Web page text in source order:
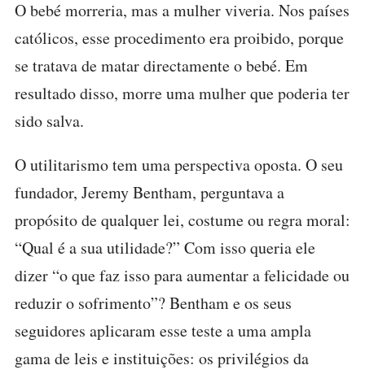
O bebé morreria, mas a mulher viveria. Nos países
católicos, esse procedimento era proibido, porque
se tratava de matar directamente o bebé. Em
resultado disso, morre uma mulher que poderia ter
sido salva.
O utilitarismo tem uma perspectiva oposta. O seu
fundador, Jeremy Bentham, perguntava a
propósito de qualquer lei, costume ou regra moral:
“Qual é a sua utilidade?” Com isso queria ele
dizer “o que faz isso para aumentar a felicidade ou
reduzir o sofrimento”? Bentham e os seus
seguidores aplicaram esse teste a uma ampla
gama de leis e instituições: os privilégios da